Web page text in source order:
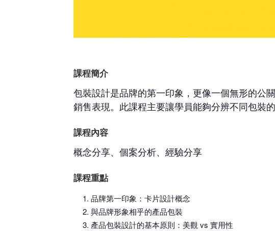
課程簡介
包裝設計是品牌的第一印象，更像一個無形的公
銷售表現。此課程主要讓學員能夠分辨不同包裝
課程內容
概念分享、個案分析、經驗分享
課程重點
品牌第一印象：卡片設計概念
與品牌形象相乎的產品包裝
產品包裝設計的基本原則：美觀 vs 實用性